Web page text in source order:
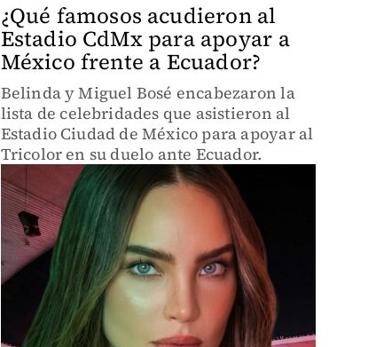
¿Qué famosos acudieron al
Estadio CdMx para apoyar a
México frente a Ecuador?
Belinda y Miguel Bosé encabezaron la
lista de celebridades que asistieron al
Estadio Ciudad de México para apoyar al
Tricolor en su duelo ante Ecuador.